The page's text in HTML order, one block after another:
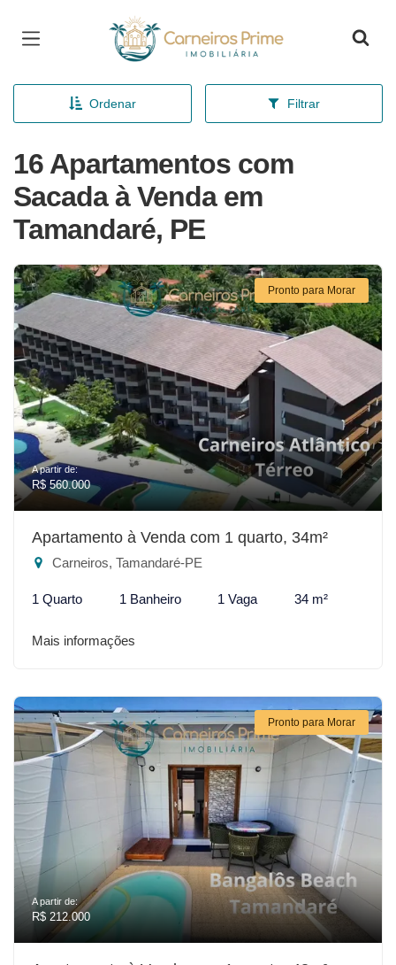
Página inicial
Ordenar Filtrar
16 Apartamentos com
Sacada à Venda em
Tamandaré, PE
Pronto para Morar
A partir de:
R$ 560.000
Apartamento à Venda com 1 quarto, 34m²
Carneiros, Tamandaré-PE
1 Quarto 1 Banheiro 1 Vaga 34 m²
Mais informações
Pronto para Morar
A partir de:
R$ 212.000